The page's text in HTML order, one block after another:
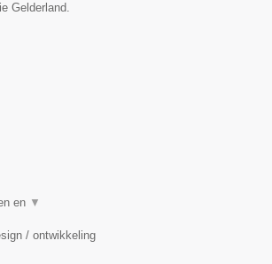
Gelderland.
en ▼
/ ontwikkeling